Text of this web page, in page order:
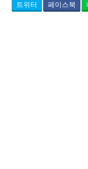
트위터
페이스북